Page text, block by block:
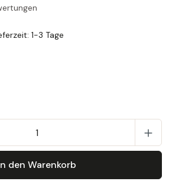
Fragole
1-3 Tage
den Warenkorb